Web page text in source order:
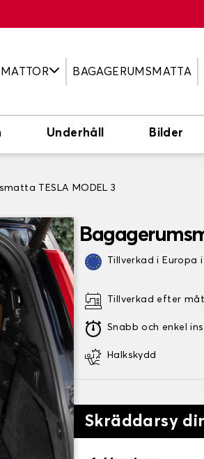
BAGAGERUMSMATTA
Underhåll Bilder
TESLA MODEL 3
Tillverkad i Europa
Tillverkad efter
Snabb och enkel
Halkskydd
Skräddarsy